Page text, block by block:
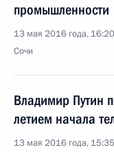
промышленности
13 мая 2016 года, 16:20
Сочи
Владимир Путин
летием начала
13 мая 2016 года, 15:35